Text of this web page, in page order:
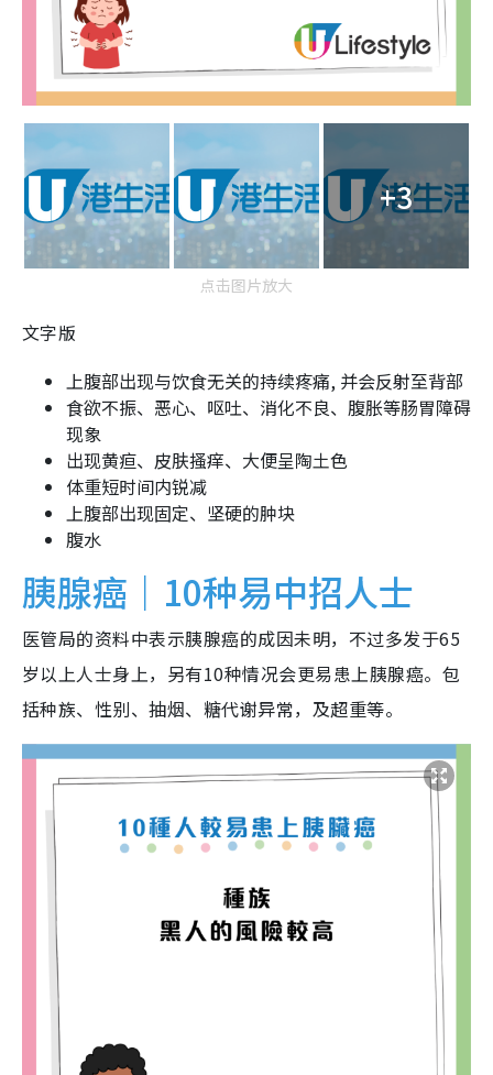
+3
点击图片放大
文字版
上腹部出现与饮食无关的持续疼痛, 并会反射至背部
食欲不振、恶心、呕吐、消化不良、腹胀等肠胃障碍
现象
出现黄疸、皮肤搔痒、大便呈陶土色
体重短时间内锐减
上腹部出现固定、坚硬的肿块
腹水
胰腺癌｜10种易中招人士
医管局的资料中表示胰腺癌的成因未明，不过多发于65
岁以上人士身上，另有10种情况会更易患上胰腺癌。包
括种族、性别、抽烟、糖代谢异常，及超重等。